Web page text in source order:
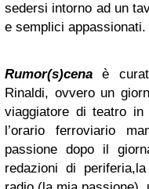
sedersi intorno ad un
e semplici
Rumor(s)cena è
Rinaldi, ovvero un
viaggiatore di teatro
l’orario ferroviario
passione dopo il
redazioni di